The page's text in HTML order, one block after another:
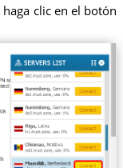
clic en el botón